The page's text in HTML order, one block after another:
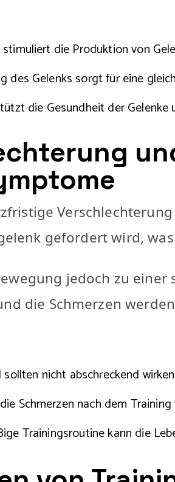
die Produktion von
des Gelenks sorgt für eine
die Gesundheit der
gefordert wird,
jedoch zu einer
die Schmerzen
nicht abschreckend
Schmerzen nach dem Training
Trainingsroutine kann die